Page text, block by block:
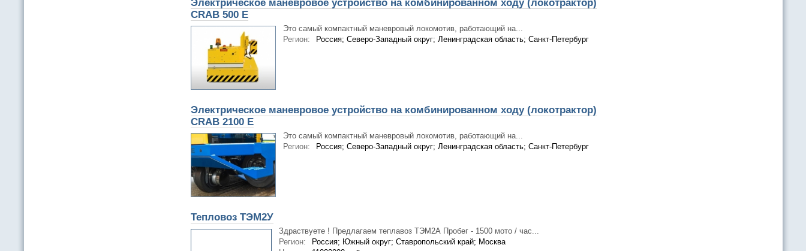
Электрическое маневровое устройство на комбинированном ходу (локотрактор)
CRAB 500 E
Это самый компактный маневровый локомотив, работающий на...
Регион:
Россия; Северо-Западный округ; Ленинградская область; Санкт-Петербург
Электрическое маневровое устройство на комбинированном ходу (локотрактор)
CRAB 2100 E
Это самый компактный маневровый локомотив, работающий на...
Регион:
Россия; Северо-Западный округ; Ленинградская область; Санкт-Петербург
Тепловоз ТЭМ2У
Здраствуете ! Предлагаем теплавоз ТЭМ2А Пробег - 1500 мото / час...
Регион:
Россия; Южный округ; Ставропольский край; Москва